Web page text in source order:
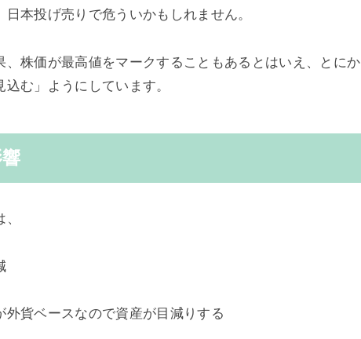
本投げ売りで危ういかもしれません。
株価が最高値をマークすることもあるとはいえ、とにか
む」ようにしています。
貨ベースなので資産が目減りする